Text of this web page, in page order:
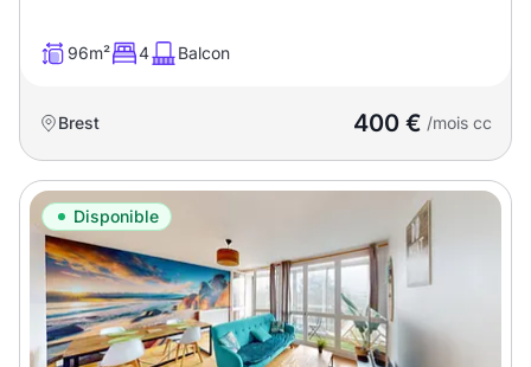
96m² 4 Balcon
Brest 400 € /mois cc
Disponible